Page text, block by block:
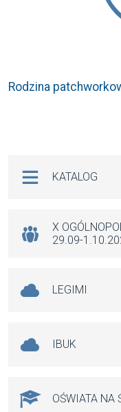
Rodzina
KATALOG
X
29.09-
LEGIMI
IBUK
OŚWIATA NA